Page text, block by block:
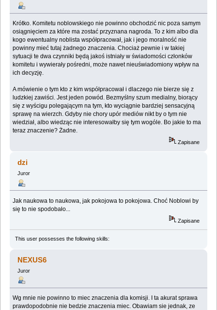
Krótko. Komitetu noblowskiego nie powinno obchodzić nic poza samym
osiągnięciem za które ma zostać przyznana nagroda. To z kim albo dla
kogo ewentualny noblista współpracował, jak i jego moralność nie
powinny mieć tutaj żadnego znaczenia. Chociaż pewnie i w takiej
sytuacji te dwa czynniki będą jakoś istniały w świadomości członków
komitetu i wywierały pośredni, może nawet nieuświadomiony wpływ na
ich decyzję.
A mówienie o tym kto z kim współpracował i dlaczego nie bierze się z
ludzkiej zawiści. Jest jeden powód. Bezmyślny szum medialny, biorący
się z wyścigu polegającym na tym, kto wyciągnie bardziej sensacyjną
sprawę na wierzch. Gdyby nie chory upór mediów nikt by o tym nie
wiedział, albo wiedząc nie interesowałby się tym wogóle. Bo jakie to ma
teraz znaczenie? Żadne.
Zapisane
dzi
Juror
Jak naukowa to naukowa, jak pokojowa to pokojowa. Choć Noblowi by
się to nie spodobało...
Zapisane
This user possesses the following skills:
NEXUS6
Juror
Wg mnie nie powinno to miec znaczenia dla komisji. I ta akurat sprawa
prawdopodobnie nie bedzie znaczenia miec. Obawiam sie jednak, ze